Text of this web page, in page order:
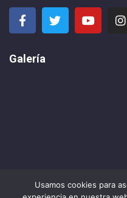
Galería
Usamos cookies para